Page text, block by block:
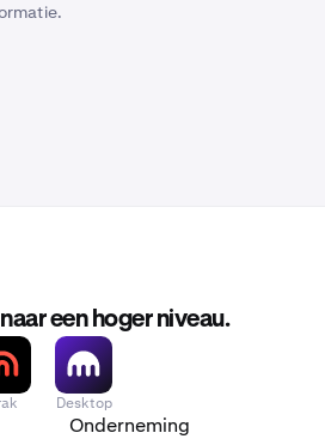
een hoger niveau.
Desktop
Onderneming